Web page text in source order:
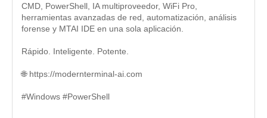
CMD, PowerShell, IA multiproveedor, WiFi Pro,
herramientas avanzadas de red, automatización, análisis
forense y MTAI IDE en una sola aplicación.
Rápido. Inteligente. Potente.
🌐 https://modernterminal-ai.com
#Windows #PowerShell